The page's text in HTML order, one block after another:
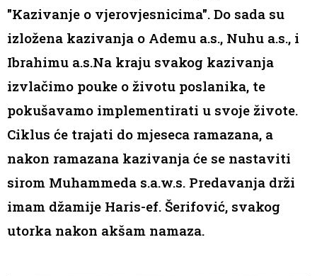
"Kazivanje o vjerovjesnicima". Do sada su
izložena kazivanja o Ademu a.s., Nuhu a.s., i
Ibrahimu a.s.Na kraju svakog kazivanja
izvlačimo pouke o životu poslanika, te
pokušavamo implementirati u svoje živote.
Ciklus će trajati do mjeseca ramazana, a
nakon ramazana kazivanja će se nastaviti
sirom Muhammeda s.a.w.s. Predavanja drži
imam džamije Haris-ef. Šerifović, svakog
utorka nakon akšam namaza.